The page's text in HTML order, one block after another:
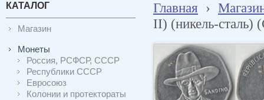
КАТАЛОГ
Магазин
Монеты
Россия, РСФСР, СССР
Республики СССР
Евросоюз
Колонии и протектораты
Главная ›
II) (никель-сталь)